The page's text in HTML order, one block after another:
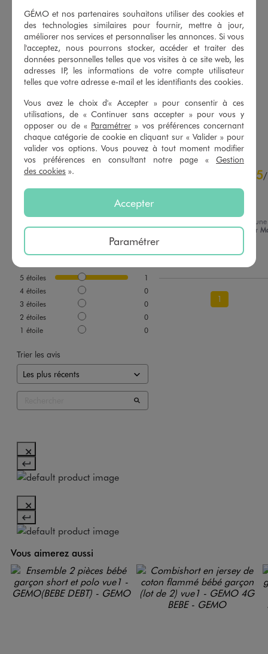
Salopette ultra courte en coton et lin bébé garçon
12,99 €
-50% sur le 2ème produit d'été
4.5/5 de moyenne
(5 avis)
AJOUTERAU PANIER
Combinaison rayée en maille bébé garçon
12,99 €
-50% sur le 2ème produit d'été
5/5 de moyenne
(5 avis)
AJOUTERAU PANIER
5
Voir tous les avis sur ce site
5 étoiles
1
4 étoiles
0
3 étoiles
0
2 étoiles
0
1 étoile 0
Trier les avis
5/
Avis vérifié et récompensé
, suite à une
expérience du02/07/2026 par
1
Vous aimerez aussi
GÉMO et nos partenaires souhaitons utiliser des cookies et
des technologies similaires pour fournir, mettre à jour,
améliorer nos services et personnaliser les annonces. Si vous
l'acceptez, nous pourrons stocker, accéder et traiter des
données personnelles telles que vos visites à ce site web, les
adresses IP, les informations de votre compte utilisateur
telles que votre adresse e-mail et les identifiants des cookies.
Vous avez le choix d'« Accepter » pour consentir à ces
utilisations, de « Continuer sans accepter » pour vous y
opposer ou de « Paramétrer » vos préférences concernant
chaque catégorie de cookie en cliquant sur « Valider » pour
valider vos options. Vous pouvez à tout moment modifier
vos préférences en consultant notre page « Gestion
des cookies ».
Accepter
Paramétrer